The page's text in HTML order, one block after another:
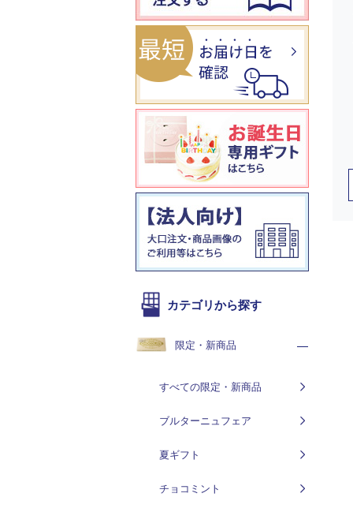
カテゴリから探す
限定・新商品
すべての限定・新商品
ブルターニュフェア
夏ギフト
チョコミント